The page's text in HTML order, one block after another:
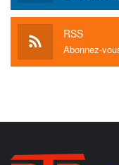
RSS
Abonnez-